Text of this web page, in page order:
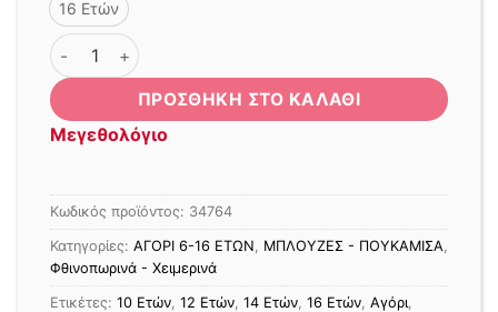
16 Ετών
ΠΟΥΚΑΜΙΣΟ F CLUB ΜΑΚΡΥ ΜΑΝΙΚΙ ΜΠΛΕ ποσότητα
ΠΡΟΣΘΉΚΗ ΣΤΟ ΚΑΛΆΘΙ
Μεγεθολόγιο
Κωδικός προϊόντος: 34764
Κατηγορίες: ΑΓΟΡΙ 6-16 ΕΤΩΝ ΜΠΛΟΥΖΕΣ - ΠΟΥΚΑΜΙΣΑ
Φθινοπωρινά - Χειμερινά
Ετικέτες: 10 Ετών 12 Ετών 14 Ετών 16 Ετών Αγόρι